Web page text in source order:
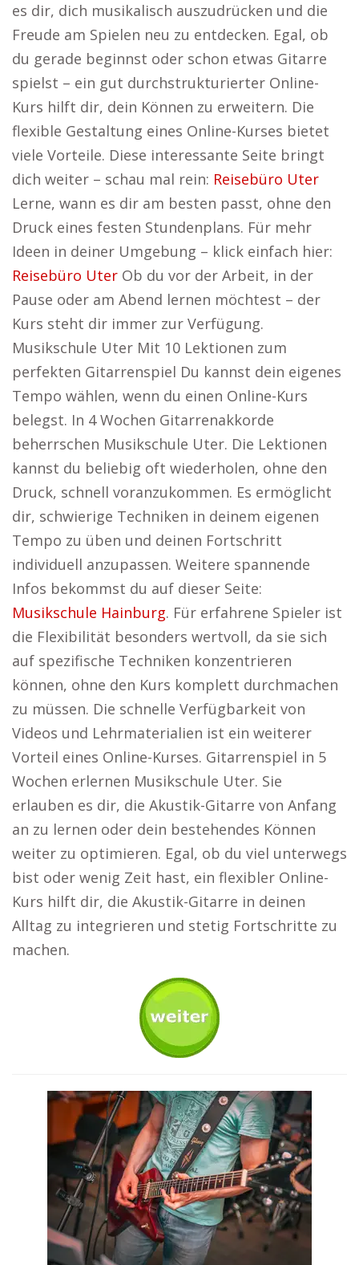
es dir, dich musikalisch auszudrücken und die
Freude am Spielen neu zu entdecken. Egal, ob
du gerade beginnst oder schon etwas Gitarre
spielst – ein gut durchstrukturierter Online-
Kurs hilft dir, dein Können zu erweitern. Die
flexible Gestaltung eines Online-Kurses bietet
viele Vorteile. Diese interessante Seite bringt
dich weiter – schau mal rein: Reisebüro Uter
Lerne, wann es dir am besten passt, ohne den
Druck eines festen Stundenplans. Für mehr
Ideen in deiner Umgebung – klick einfach hier:
Reisebüro Uter Ob du vor der Arbeit, in der
Pause oder am Abend lernen möchtest – der
Kurs steht dir immer zur Verfügung.
Musikschule Uter Mit 10 Lektionen zum
perfekten Gitarrenspiel Du kannst dein eigenes
Tempo wählen, wenn du einen Online-Kurs
belegst. In 4 Wochen Gitarrenakkorde
beherrschen Musikschule Uter. Die Lektionen
kannst du beliebig oft wiederholen, ohne den
Druck, schnell voranzukommen. Es ermöglicht
dir, schwierige Techniken in deinem eigenen
Tempo zu üben und deinen Fortschritt
individuell anzupassen. Weitere spannende
Infos bekommst du auf dieser Seite:
Musikschule Hainburg. Für erfahrene Spieler ist
die Flexibilität besonders wertvoll, da sie sich
auf spezifische Techniken konzentrieren
können, ohne den Kurs komplett durchmachen
zu müssen. Die schnelle Verfügbarkeit von
Videos und Lehrmaterialien ist ein weiterer
Vorteil eines Online-Kurses. Gitarrenspiel in 5
Wochen erlernen Musikschule Uter. Sie
erlauben es dir, die Akustik-Gitarre von Anfang
an zu lernen oder dein bestehendes Können
weiter zu optimieren. Egal, ob du viel unterwegs
bist oder wenig Zeit hast, ein flexibler Online-
Kurs hilft dir, die Akustik-Gitarre in deinen
Alltag zu integrieren und stetig Fortschritte zu
machen.